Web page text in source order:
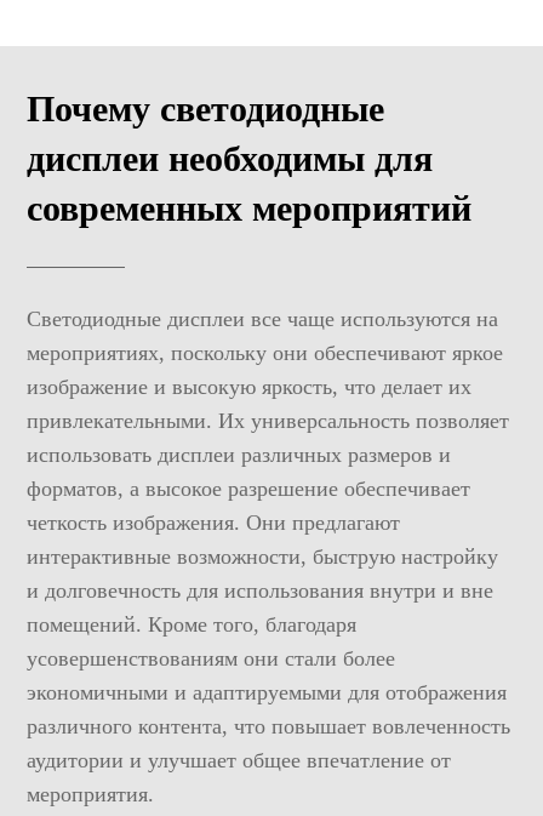
Почему светодиодные
дисплеи необходимы для
современных мероприятий
Светодиодные дисплеи все чаще используются на
мероприятиях, поскольку они обеспечивают яркое
изображение и высокую яркость, что делает их
привлекательными. Их универсальность позволяет
использовать дисплеи различных размеров и
форматов, а высокое разрешение обеспечивает
четкость изображения. Они предлагают
интерактивные возможности, быструю настройку
и долговечность для использования внутри и вне
помещений. Кроме того, благодаря
усовершенствованиям они стали более
экономичными и адаптируемыми для отображения
различного контента, что повышает вовлеченность
аудитории и улучшает общее впечатление от
мероприятия.